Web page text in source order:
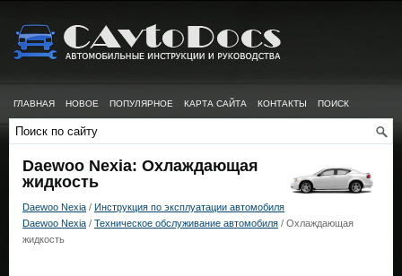
ГЛАВНАЯ НОВОЕ ПОПУЛЯРНОЕ КАРТА САЙТА КОНТАКТЫ ПОИСК
Daewoo Nexia: Охлаждающая
жидкость
Daewoo Nexia / Инструкция по эксплуатации автомобиля
Daewoo Nexia / Техническое обслуживание автомобиля / Охлаждающая
жидкость